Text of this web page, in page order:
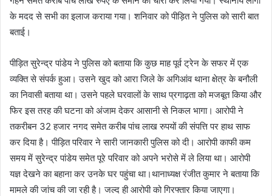
के मदद से सभी का इलाज कराया गया। शनिवार को पीड़ित ने पुलिस को सारी बात
बताई।
पीड़ित सुरेन्द्र पांडेय ने पुलिस को बताया कि कुछ माह पूर्व ट्रेन के सफर में एक
व्यक्ति से संपर्क हुआ। उसने खुद को आरा जिले के अगिआंव थाना क्षेत्र के बनौली
का निवासी बताया था। उसने पहले घरवालों के साथ प्रगाढ़ता को मजबूत किया और
फिर इस तरह की घटना को अंजाम देकर आसानी से निकल भागा। आरोपी ने
तकरीबन 32 हजार नगद समेत करीब पांच लाख रुपयों की संपत्ति पर हाथ साफ
कर दिया है। पीड़ित परिवार ने सारी जानकारी पुलिस को दी। आरोपी काफी कम
समय में सुरेन्द्र पांडेय समेत पूरे परिवार को अपने भरोसे में ले लिया था। आरोपी
यज्ञ देखने का बहाना कर उनके घर पहुंचा था।थानाध्यक्ष रंजीत कुमार ने बताया कि
मामले की जांच की जा रही है। जल्द ही आरोपी को गिरफ्तार किया जाएगा।